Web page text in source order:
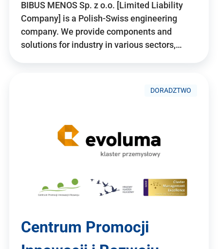
BIBUS MENOS Sp. z o.o. [Limited Liability
Company] is a Polish-Swiss engineering
company. We provide components and
solutions for industry in various sectors,…
DORADZTWO
Centrum Promocji